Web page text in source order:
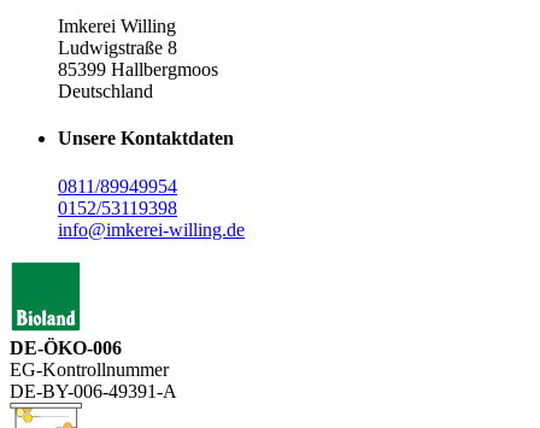
Imkerei Willing
Ludwigstraße 8
85399 Hallbergmoos
Deutschland
Unsere Kontaktdaten
0811/89949954
0152/53119398
info@imkerei-willing.de
DE-ÖKO-006
EG-Kontrollnummer
DE-BY-006-49391-A